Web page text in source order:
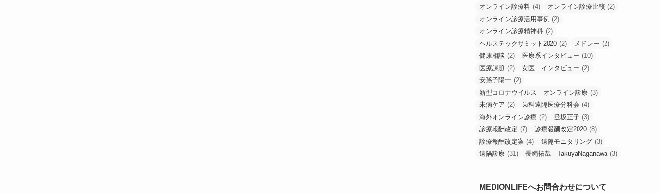
オンライン診療料 (4) オンライン診療比較 (2)
オンライン診療活用事例 (2)
オンライン診療精神科 (2)
ヘルステックサミット2020 (2) メドレー (2)
健康相談 (2) 医療系インタビュー (10)
医療課題 (2) 女医 インタビュー (2)
安孫子陽一 (2)
新型コロナウイルス オンライン診療 (3)
未病ケア (2) 歯科遠隔医療分科会 (4)
海外オンライン診療 (2) 登坂正子 (3)
診療報酬改定 (7) 診療報酬改定2020 (8)
診療報酬改定案 (4) 遠隔モニタリング (3)
遠隔診療 (31) 長縄拓哉 TakuyaNaganawa (3)
MEDIONLIFEへお問合わせについて